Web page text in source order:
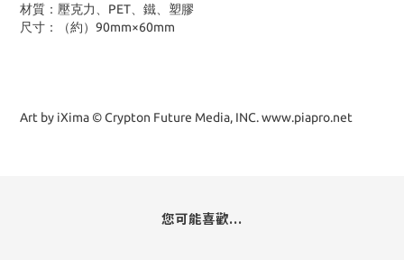
材質：壓克力、PET、鐵、塑膠
尺寸：（約）90mm×60mm
Art by iXima © Crypton Future Media, INC. www.piapro.net
您可能喜歡...